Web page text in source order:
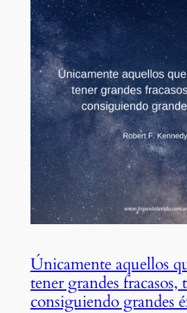
Únicamente aquellos
tener grandes fracasos,
consiguiendo grandes